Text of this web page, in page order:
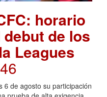
horario
de los
Leagues
6 de agosto su participación